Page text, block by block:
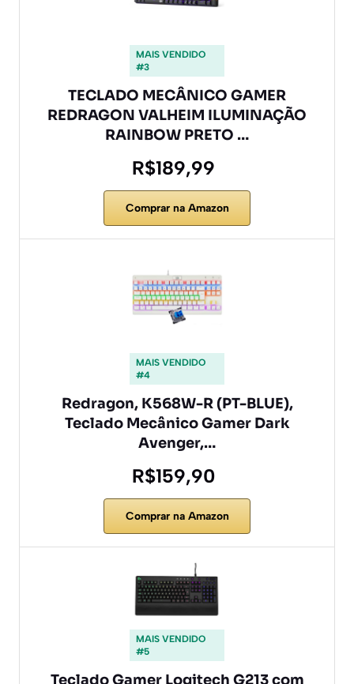
MAIS VENDIDO
#3
TECLADO MECÂNICO GAMER
REDRAGON VALHEIM ILUMINAÇÃO
RAINBOW PRETO …
R$189,99
Comprar na Amazon
MAIS VENDIDO
#4
Redragon, K568W-R (PT-BLUE),
Teclado Mecânico Gamer Dark
Avenger,…
R$159,90
Comprar na Amazon
MAIS VENDIDO
#5
Teclado Gamer Logitech G213 com